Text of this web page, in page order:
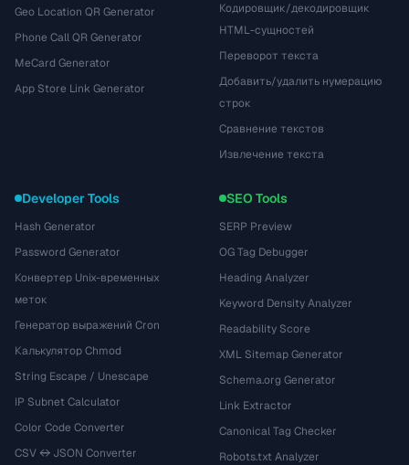
Geo Location QR Generator
Phone Call QR Generator
MeCard Generator
App Store Link Generator
Кодировщик/декодировщик
HTML-сущностей
Переворот текста
Добавить/удалить нумерацию
строк
Сравнение текстов
Извлечение текста
Developer Tools
Hash Generator
Password Generator
Конвертер Unix-временных
меток
Генератор выражений Cron
Калькулятор Chmod
String Escape / Unescape
IP Subnet Calculator
Color Code Converter
CSV ↔ JSON Converter
SEO Tools
SERP Preview
OG Tag Debugger
Heading Analyzer
Keyword Density Analyzer
Readability Score
XML Sitemap Generator
Schema.org Generator
Link Extractor
Canonical Tag Checker
Robots.txt Analyzer